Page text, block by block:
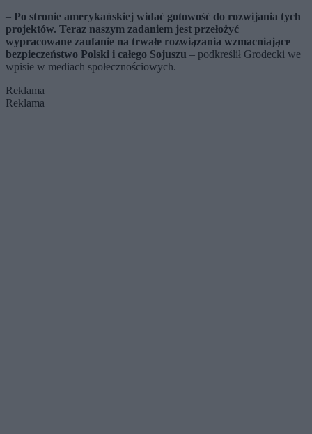
– Po stronie amerykańskiej widać gotowość do rozwijania tych
projektów. Teraz naszym zadaniem jest przełożyć
wypracowane zaufanie na trwałe rozwiązania wzmacniające
bezpieczeństwo Polski i całego Sojuszu – podkreślił Grodecki we
wpisie w mediach społecznościowych.
Reklama
Reklama